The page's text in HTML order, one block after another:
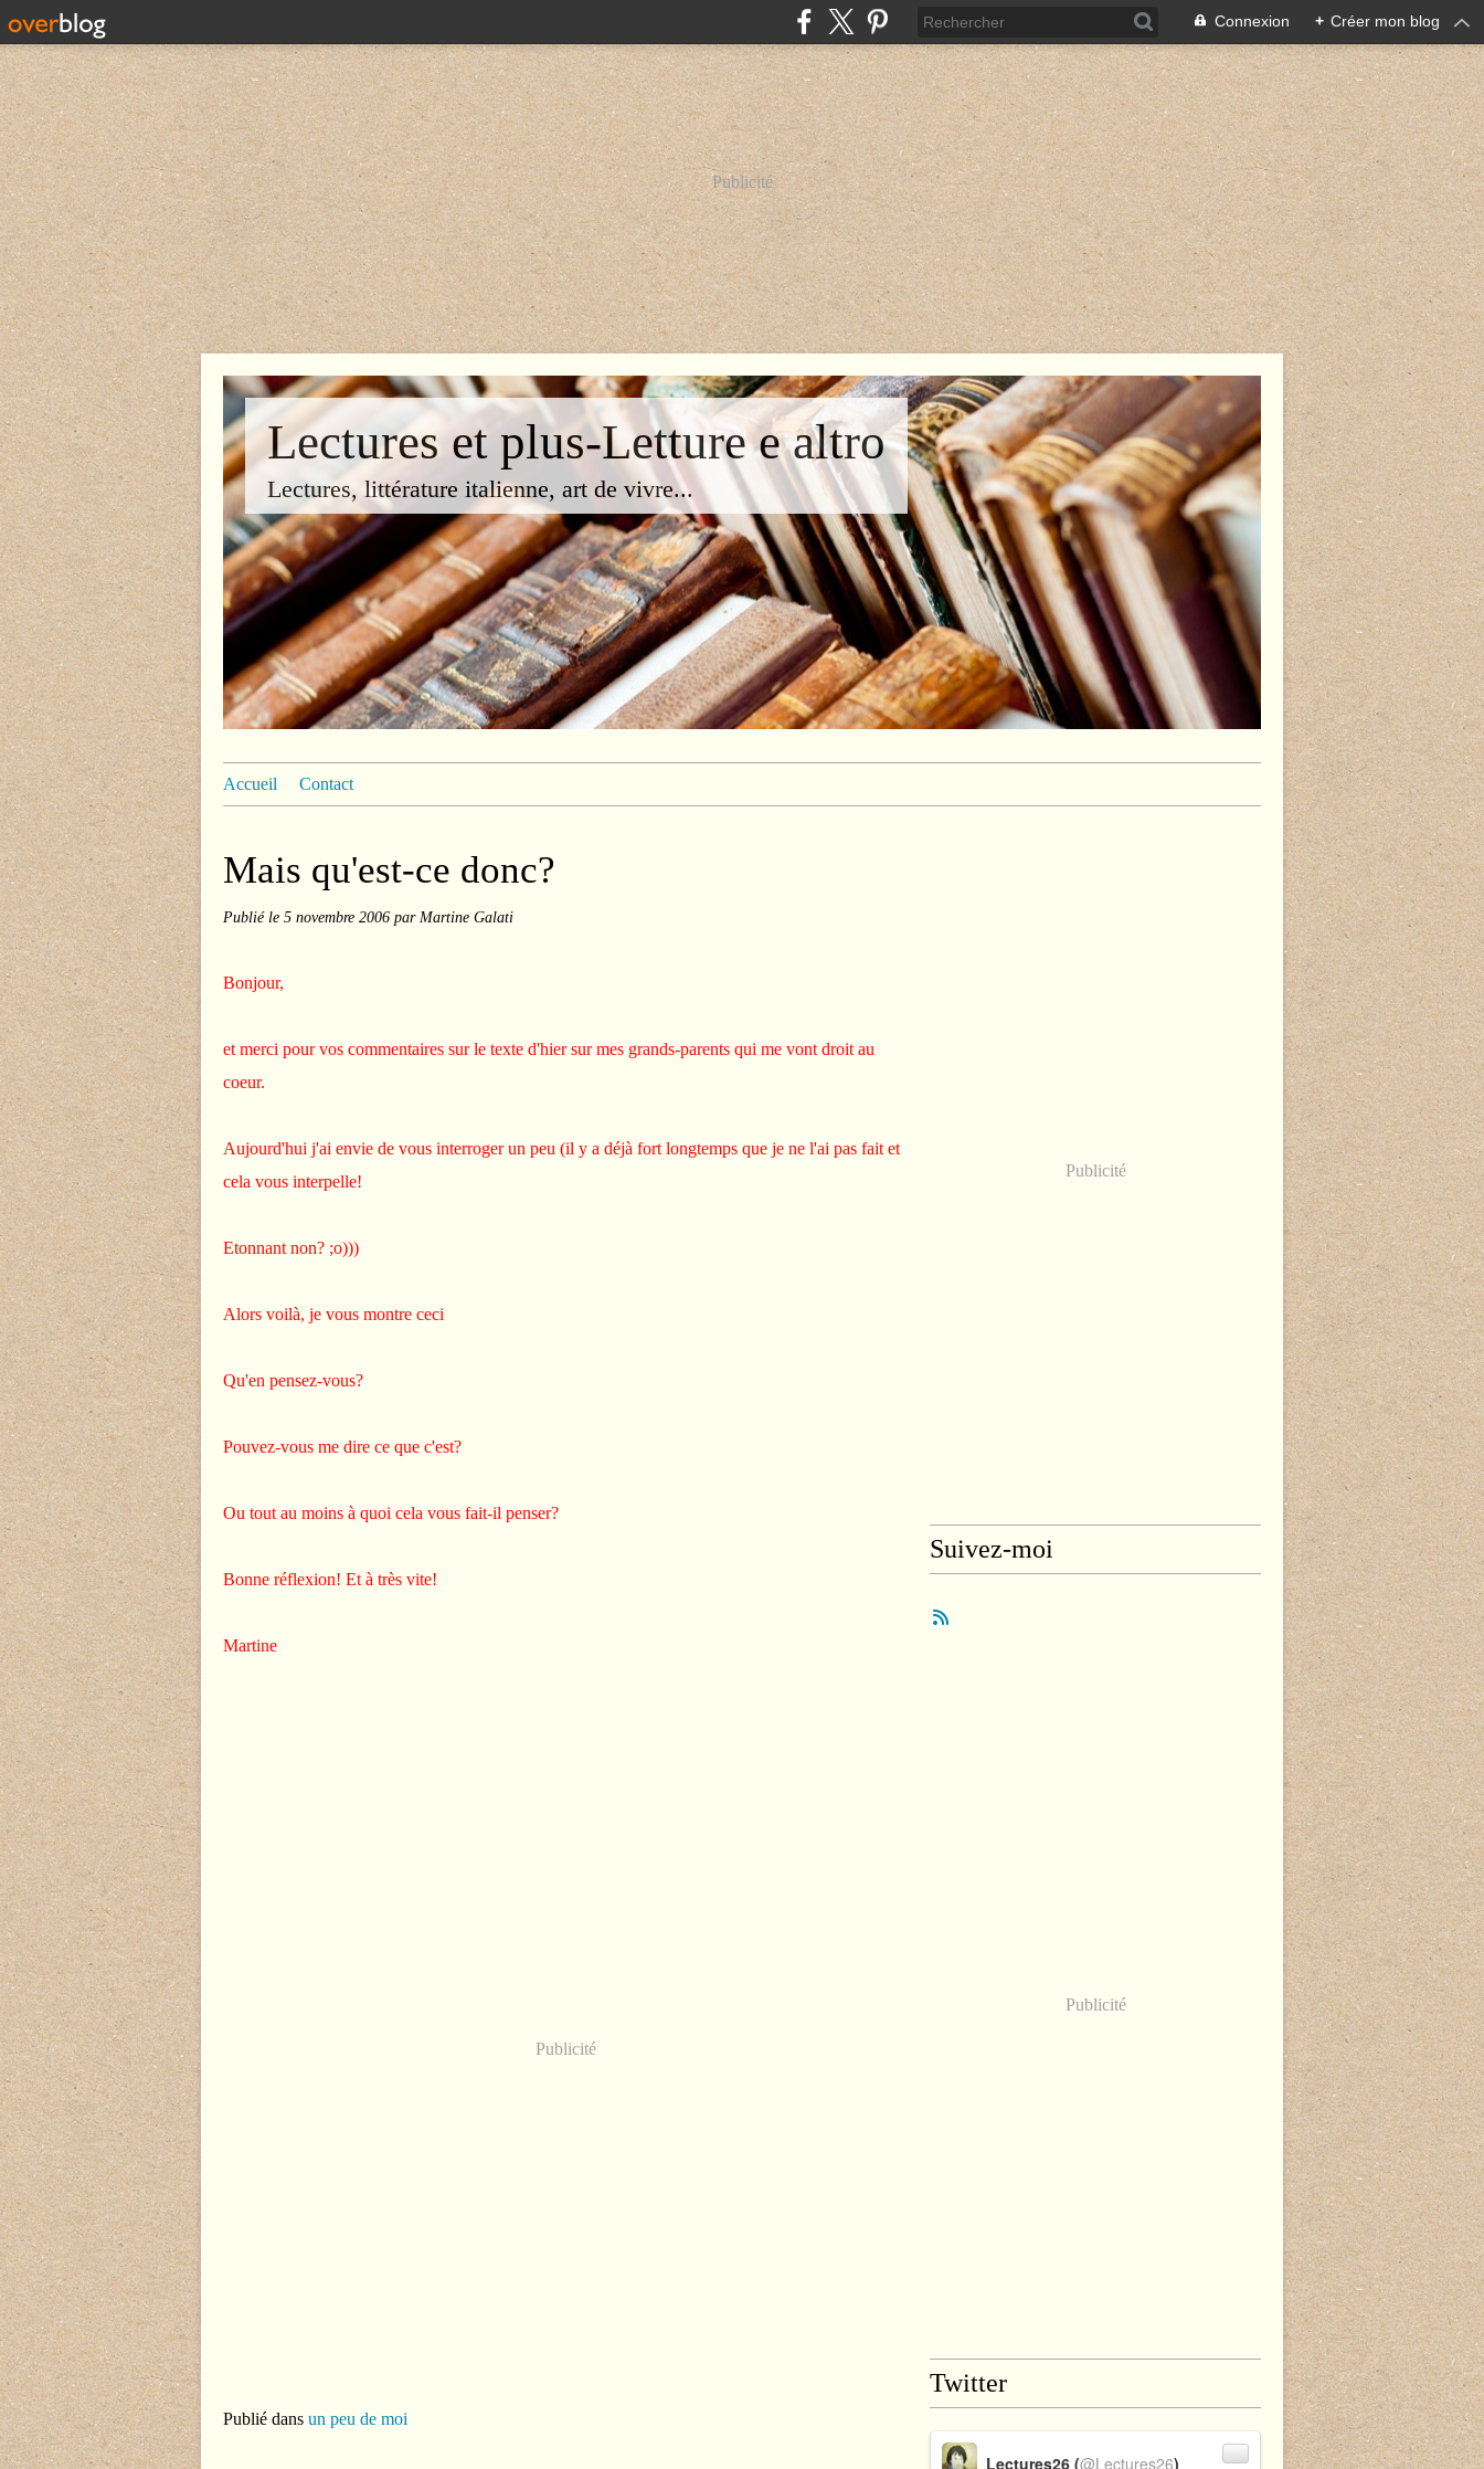
Connexion + Créer mon blog
Publicité
Lectures et plus-Letture e altro
Lectures, littérature italienne, art de vivre...
Accueil Contact
Mais qu'est-ce donc?
Publié le 5 novembre 2006 par Martine Galati
Bonjour,
et merci pour vos commentaires sur le texte d'hier sur mes grands-parents qui me vont droit au
coeur.
Aujourd'hui j'ai envie de vous interroger un peu (il y a déjà fort longtemps que je ne l'ai pas fait et
cela vous interpelle!
Etonnant non? ;o)))
Alors voilà, je vous montre ceci
Qu'en pensez-vous?
Pouvez-vous me dire ce que c'est?
Ou tout au moins à quoi cela vous fait-il penser?
Bonne réflexion! Et à très vite!
Martine
Publicité
Publié dans un peu de moi
Publicité
Suivez-moi
Publicité
Twitter
Lectures26 (@Lectures26)